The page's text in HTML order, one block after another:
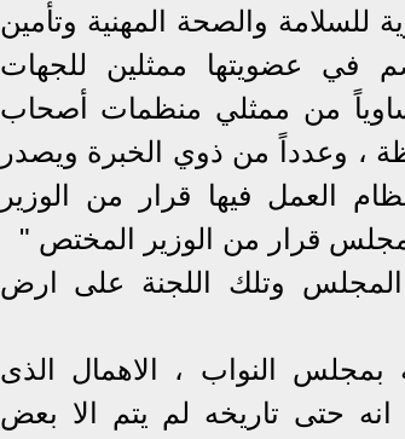
والصحة المهنية وتأمين
في عضويتها ممثلين للجهات
من ممثلي منظمات أصحاب
، وعدداً من ذوي الخبرة ويصدر
العمل فيها قرار من الوزير
قرار من الوزير المختص "
وتلك اللجنة على ارض
بمجلس النواب ، الاهمال الذى
حتى تاريخه لم يتم الا بعض